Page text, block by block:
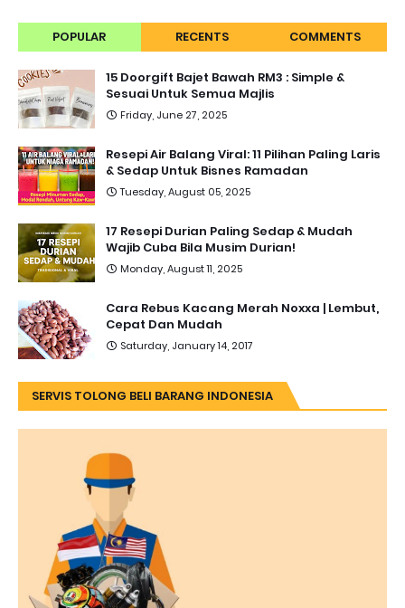
POPULAR RECENTS COMMENTS
15 Doorgift Bajet Bawah RM3 : Simple &
Sesuai Untuk Semua Majlis
Friday, June 27, 2025
Resepi Air Balang Viral: 11 Pilihan Paling Laris
& Sedap Untuk Bisnes Ramadan
Tuesday, August 05, 2025
17 Resepi Durian Paling Sedap & Mudah
Wajib Cuba Bila Musim Durian!
Monday, August 11, 2025
Cara Rebus Kacang Merah Noxxa | Lembut,
Cepat Dan Mudah
Saturday, January 14, 2017
SERVIS TOLONG BELI BARANG INDONESIA